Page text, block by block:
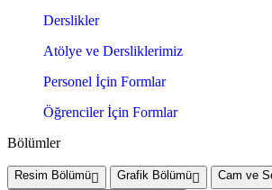
Derslikler
Atölye ve Dersliklerimiz
Personel İçin Formlar
Öğrenciler İçin Formlar
Bölümler
Resim Bölümü Grafik Bölümü
Cam ve